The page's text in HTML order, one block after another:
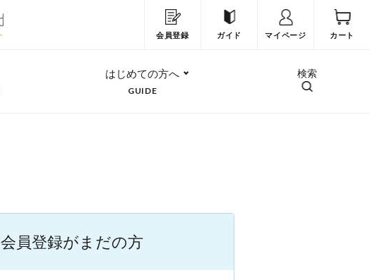
会員登録
ガイド マイページ カート
はじめての方へ
GUIDE
検索
会員登録がまだの方